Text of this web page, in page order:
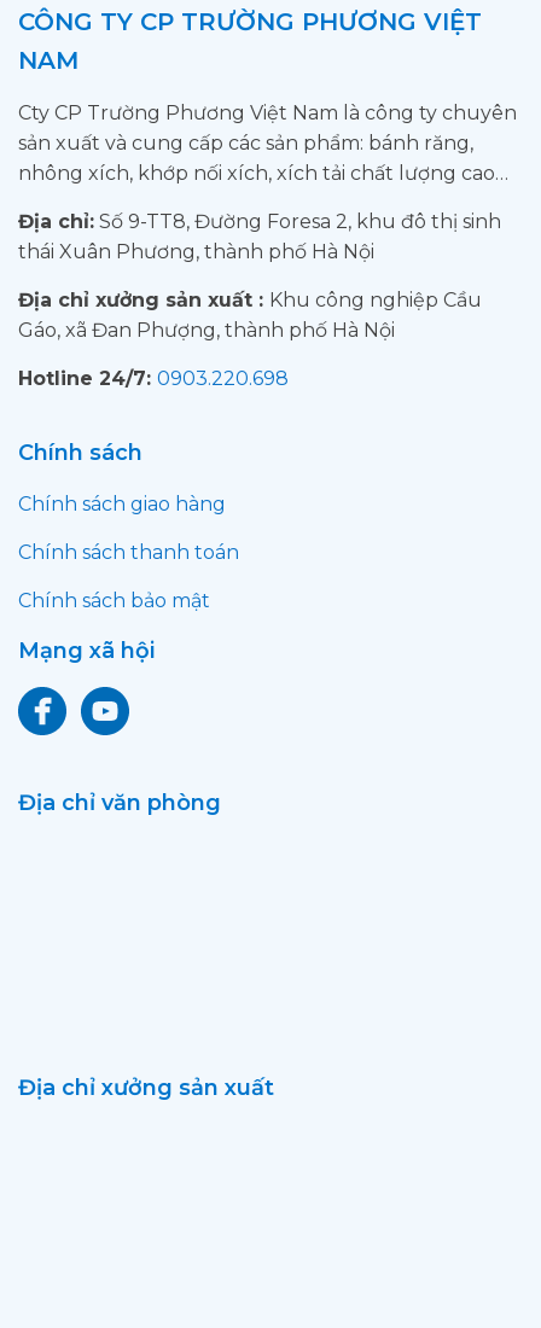
CÔNG TY CP TRƯỜNG PHƯƠNG VIỆT
NAM
Cty CP Trường Phương Việt Nam là công ty chuyên
sản xuất và cung cấp các sản phẩm: bánh răng,
nhông xích, khớp nối xích, xích tải chất lượng cao…
Địa chỉ: Số 9-TT8, Đường Foresa 2, khu đô thị sinh
thái Xuân Phương, thành phố Hà Nội
Địa chỉ xưởng sản xuất : Khu công nghiệp Cầu
Gáo, xã Đan Phượng, thành phố Hà Nội
Hotline 24/7: 0903.220.698
Chính sách
Chính sách giao hàng
Chính sách thanh toán
Chính sách bảo mật
Mạng xã hội
Địa chỉ văn phòng
Địa chỉ xưởng sản xuất